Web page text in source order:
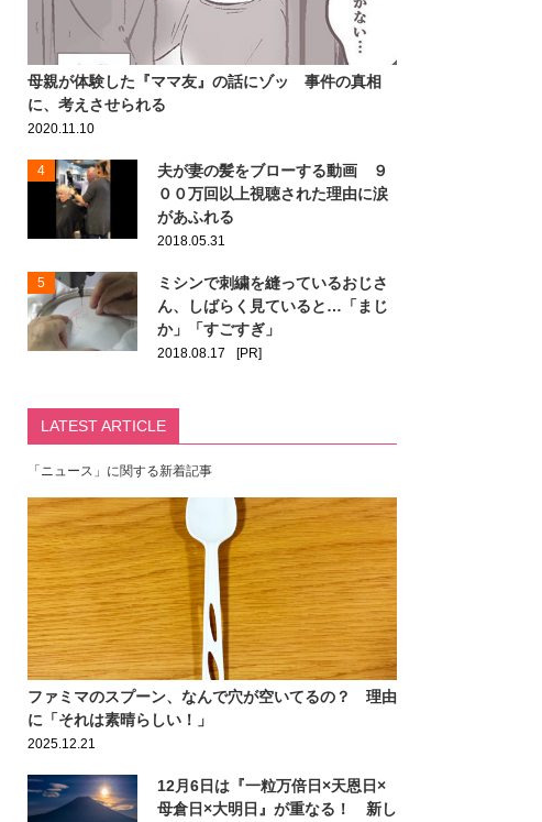
母親が体験した『ママ友』の話にゾッ 事件の真相
に、考えさせられる
2020.11.10
4
夫が妻の髪をブローする動画 ９
００万回以上視聴された理由に涙
があふれる
2018.05.31
5
ミシンで刺繍を縫っているおじさ
ん、しばらく見ていると…「まじ
か」「すごすぎ」
2018.08.17 [PR]
LATEST ARTICLE
「ニュース」に関する新着記事
ファミマのスプーン、なんで穴が空いてるの？ 理由
に「それは素晴らしい！」
2025.12.21
12月6日は『一粒万倍日×天恩日×
母倉日×大明日』が重なる！ 新し